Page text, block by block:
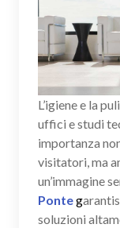
L’igiene e la
uffici e studi
importanza
visitatori, ma
un’immagine
Ponteg
soluzioni